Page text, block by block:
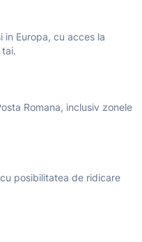
in Europa, cu acces la
Romana, inclusiv zonele
posibilitatea de ridicare